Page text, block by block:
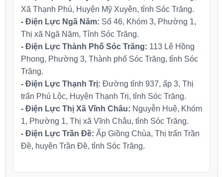
Xã Thạnh Phú, Huyện Mỹ Xuyên, tỉnh Sóc Trăng.
- Điện Lực Ngã Năm: Số 46, Khóm 3, Phường 1,
Thị xã Ngã Năm, Tỉnh Sóc Trăng.
- Điện Lực Thành Phố Sóc Trăng: 113 Lê Hồng
Phong, Phường 3, Thành phố Sóc Trăng, tỉnh Sóc
Trăng.
- Điện Lực Thạnh Trị: Đường tỉnh 937, ấp 3, Thị
trấn Phú Lộc, Huyện Thạnh Trị, tỉnh Sóc Trăng.
- Điện Lực Thị Xã Vĩnh Châu: Nguyễn Huệ, Khóm
1, Phường 1, Thị xã Vĩnh Châu, tỉnh Sóc Trăng.
- Điện Lực Trần Đề: Ấp Giồng Chùa, Thị trấn Trần
Đề, huyện Trần Đề, tỉnh Sóc Trăng.